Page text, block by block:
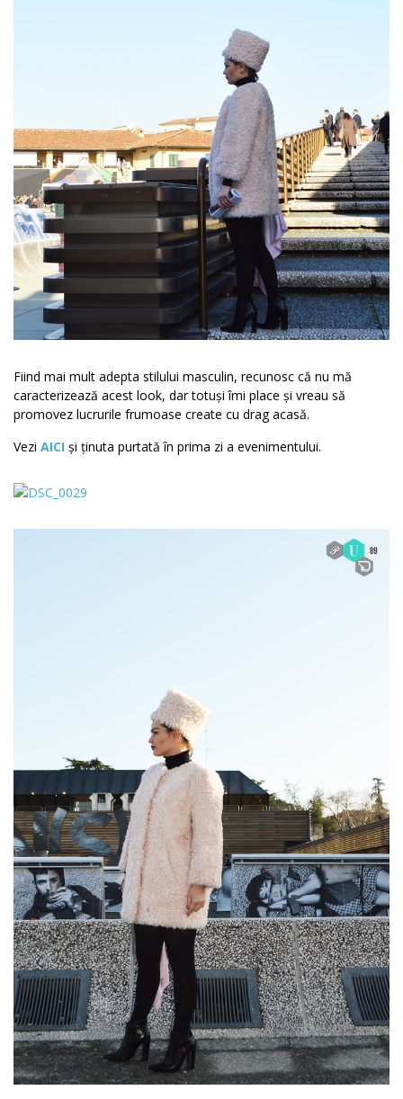
Fiind mai mult adepta stilului masculin, recunosc că nu mă
caracterizează acest look, dar totuși îmi place și vreau să
promovez lucrurile frumoase create cu drag acasă.
Vezi AICI și ținuta purtată în prima zi a evenimentului.